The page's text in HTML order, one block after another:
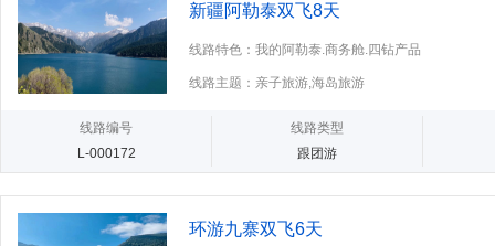
新疆阿勒泰双飞8天
线路特色：我的阿勒泰.商务舱.四钻产品
线路主题：亲子旅游,海岛旅游
线路编号
L-000172
线路类型
跟团游
环游九寨双飞6天